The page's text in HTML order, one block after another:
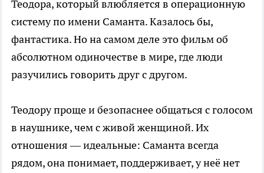
Теодора, который влюбляется в операционную
систему по имени Саманта. Казалось бы,
фантастика. Но на самом деле это фильм об
абсолютном одиночестве в мире, где люди
разучились говорить друг с другом.
Теодору проще и безопаснее общаться с голосом
в наушнике, чем с живой женщиной. Их
отношения — идеальные: Саманта всегда
рядом, она понимает, поддерживает, у неё нет